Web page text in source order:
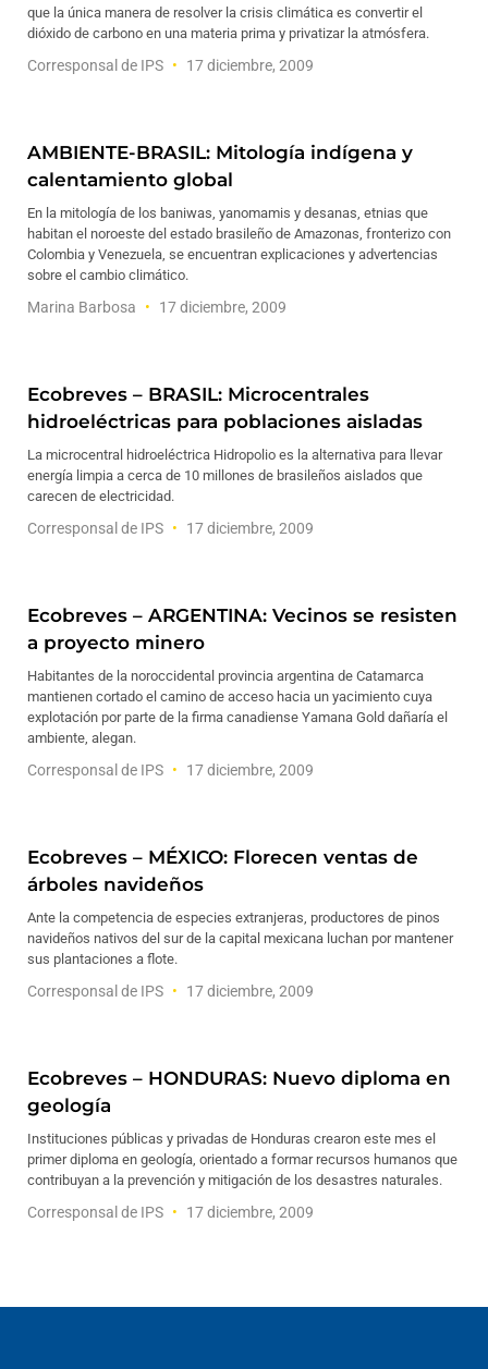
que la única manera de resolver la crisis climática es convertir el
dióxido de carbono en una materia prima y privatizar la atmósfera.
Corresponsal de IPS 17 diciembre, 2009
AMBIENTE-BRASIL: Mitología indígena y
calentamiento global
En la mitología de los baniwas, yanomamis y desanas, etnias que
habitan el noroeste del estado brasileño de Amazonas, fronterizo con
Colombia y Venezuela, se encuentran explicaciones y advertencias
sobre el cambio climático.
Marina Barbosa 17 diciembre, 2009
Ecobreves – BRASIL: Microcentrales
hidroeléctricas para poblaciones aisladas
La microcentral hidroeléctrica Hidropolio es la alternativa para llevar
energía limpia a cerca de 10 millones de brasileños aislados que
carecen de electricidad.
Corresponsal de IPS 17 diciembre, 2009
Ecobreves – ARGENTINA: Vecinos se resisten
a proyecto minero
Habitantes de la noroccidental provincia argentina de Catamarca
mantienen cortado el camino de acceso hacia un yacimiento cuya
explotación por parte de la firma canadiense Yamana Gold dañaría el
ambiente, alegan.
Corresponsal de IPS 17 diciembre, 2009
Ecobreves – MÉXICO: Florecen ventas de
árboles navideños
Ante la competencia de especies extranjeras, productores de pinos
navideños nativos del sur de la capital mexicana luchan por mantener
sus plantaciones a flote.
Corresponsal de IPS 17 diciembre, 2009
Ecobreves – HONDURAS: Nuevo diploma en
geología
Instituciones públicas y privadas de Honduras crearon este mes el
primer diploma en geología, orientado a formar recursos humanos que
contribuyan a la prevención y mitigación de los desastres naturales.
Corresponsal de IPS 17 diciembre, 2009